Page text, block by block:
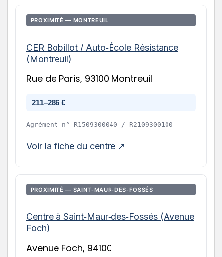
PROXIMITÉ — MONTREUIL
CER Bobillot / Auto‑École Résistance
(Montreuil)
Rue de Paris, 93100 Montreuil
211–286 €
Agrément n° R1509300040 / R2109300100
Voir la fiche du centre ↗
PROXIMITÉ — SAINT‑MAUR‑DES‑FOSSÉS
Centre à Saint‑Maur‑des‑Fossés (Avenue
Foch)
Avenue Foch, 94100